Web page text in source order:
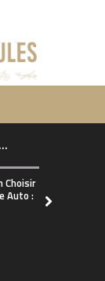
Choisir
Auto :